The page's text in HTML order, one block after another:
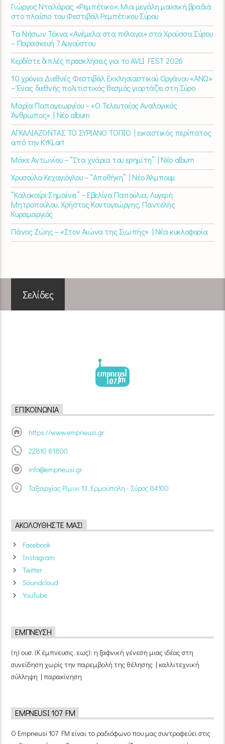
Γιώργος Νταλάρας «Ρεμπέτικο»: Μια μεγάλη μουσική βραδιά
στο πλαίσιο του Φεστιβάλ Ρεμπέτικου Σύρου
Τα Νήσων Τέκνα «Ανέμελα στα πέλαγα» στα Χρούσσα Σύρου
– Παρασκευή 7 Αυγούστου
Κερδίστε διπλές προσκλήσεις για το AVLI FEST 2026
10 χρόνια Διεθνές Φεστιβάλ Εκκλησιαστικού Οργάνου «ΑΝΩ»
– Ένας διεθνής πολιτιστικός θεσμός γιορτάζει στη Σύρο​
Μαρία Παπαγεωργίου – «Ο Τελευταίος Αναλογικός
Άνθρωπος» | Νέο album
ΑΓΚΑΛΙΑΖΟΝΤΑΣ ΤΟ ΣΥΡΙΑΝΟ ΤΟΠΙΟ | εικαστικός περίπατος
από την KYKLart
Μάκε Αντωνίου – “Στα χνάρια του ερημίτη” | Νέο album
Χρυσούλα Κεχαγιόγλου – “Αποθήκη” | Νέο Άλμπουμ
“Καλοκαίρι Σημαίνει” – Εβελίνα Παπούλια, Λυγερή
Μητροπούλου, Χρήστος Κοντογεώργης, Παντελής
Κυραμαργιός
Πάνος Ζώης – «Στον Αιώνα της Σιωπής» | Νέα κυκλοφορία
Σελίδες
ΕΠΙΚΟΙΝΩΝΊΑ
https://www.empneusi.gr
22810 81800
info@empneusi.gr
Ταξιαρχίας Ρίμινι 13, Ερμούπολη - Σύρος 84100
ΑΚΟΛΟΥΘΉΣΤΕ ΜΑΣ!
Facebook
Instagram
Twitter
Soundcloud
YouTube
ΈΜΠΝΕΥΣΗ
(η) ουσ. (Κ έμπνευσις, εως): η ξαφνική γένεση μιας ιδέας στη
συνείδηση χωρίς την παρεμβολή της θέλησης | καλλιτεχνική
σύλληψη | παρακίνηση
EMPNEUSI 107 FM
Ο Empneusi 107 FM είναι το ραδιόφωνο που μας συντροφεύει στις